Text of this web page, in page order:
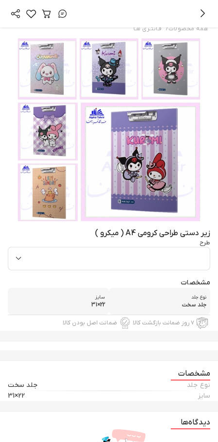
همه محصولات/ فـانتـزی هـا
زیر دستی طراحی کرومی A4 ( میکرو )
طرح
مشخصات
نوع جلد
جلد سخت
سایز
22×31
۷ روز ضمانت بازگشت کالا ضمانت اصل بودن کالا
مشخصات
نوع جلد
جلد سخت
سایز
22×31
دیدگاه‌ها